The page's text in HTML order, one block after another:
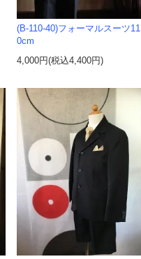
(B-110-40)フォーマルスーツ11
0cm
4,000円(税込4,400円)